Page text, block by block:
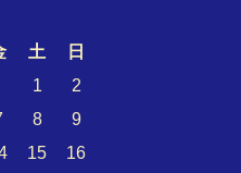
土
日
1
2
8
9
15
16